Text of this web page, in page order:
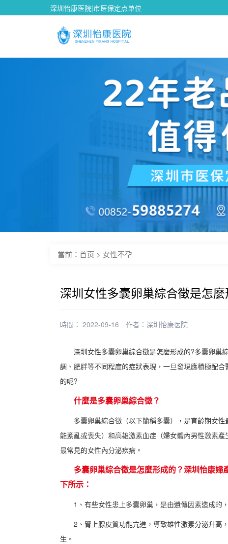
深圳怡康医院|市医保定点单位
當前： 首页 > 女性不孕
深圳女性多囊卵巢綜合徵是怎
時間： 2022-09-16 作者： 深圳怡康医院
深圳女性多囊卵巢綜合徵是怎麼形成的?多囊卵巢
調、肥胖等不同程度的症狀表現，一旦發現應積極配
的呢?
什麼是多囊卵巢綜合徵？
多囊卵巢綜合徵（以下簡稱多囊），是育齡期女
能紊亂或喪失）和高雄激素血症（婦女體內男性激素
最常見的女性內分泌疾病。
多囊卵巢綜合徵是怎麼形成的？深圳怡康
下所示：
1、有些女性患上多囊卵巢，是由遺傳因素造成的
2、腎上腺皮質功能亢進，導致雄性激素分泌升高
生。